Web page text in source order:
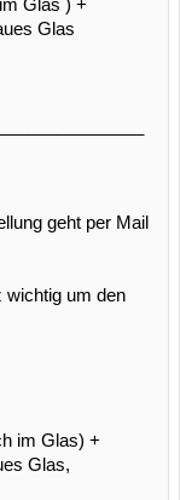
Glas ) +
Glas
geht per Mail
wichtig um den
im Glas) +
Glas,